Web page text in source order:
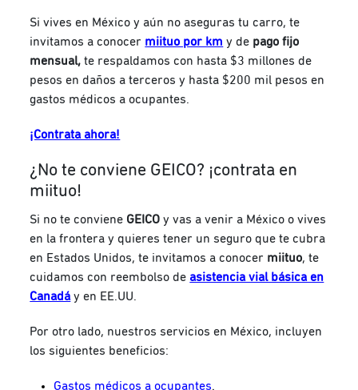
Si vives en México y aún no aseguras tu carro, te
invitamos a conocer miituo por km y de pago fijo
mensual,te respaldamos con hasta $3 millones de
pesos en daños a terceros y hasta $200 mil pesos en
gastos médicos a ocupantes.
¡Contrata ahora!
¿No te conviene GEICO? ¡contrata en
miituo!
Si no te conviene GEICOy vas a venir a México o vives
en la frontera y quieres tener un seguro que te cubra
en Estados Unidos, te invitamos a conocer miituo, te
cuidamos con reembolso de asistencia vial básica en
Canadáy en EE.UU.
Por otro lado, nuestros servicios en México, incluyen
los siguientes beneficios:
Gastos médicos a ocupantes.